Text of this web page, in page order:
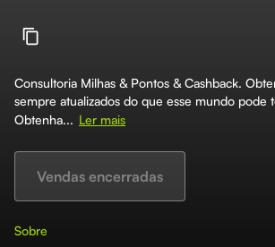
Consultoria Milhas & Pontos & Cashback.
sempre atualizados do que esse mundo pode
Obtenha... Ler mais
Vendas encerradas
Sobre